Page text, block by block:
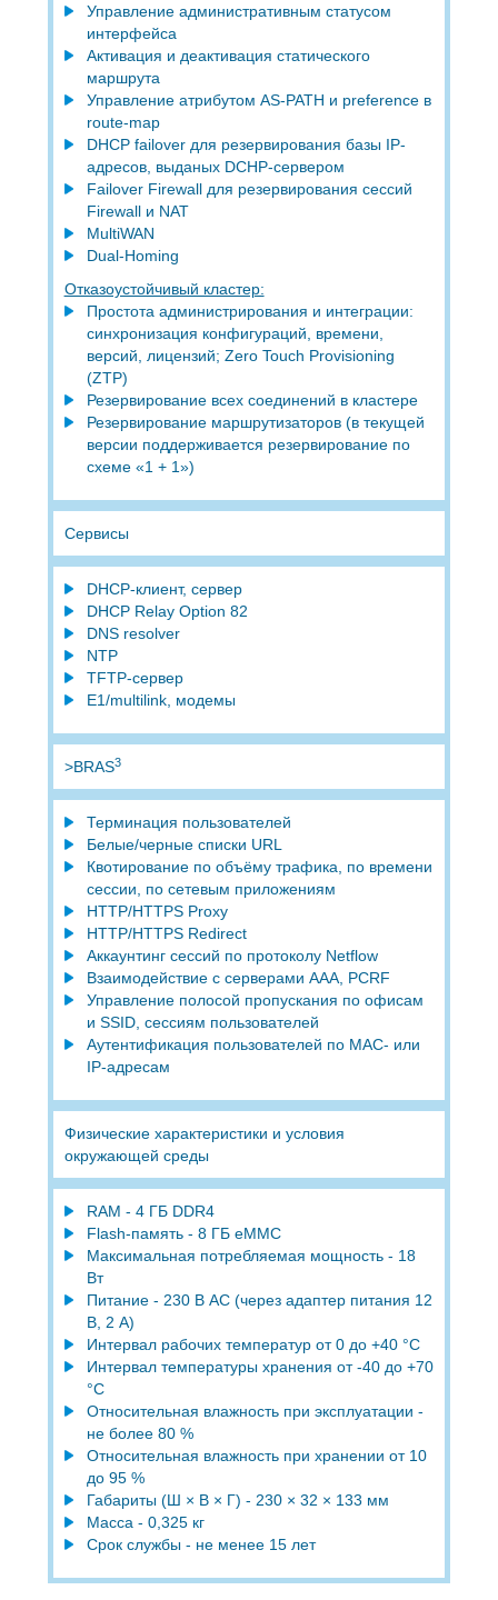
Управление административным статусом
интерфейса
Активация и деактивация статического
маршрута
Управление атрибутом AS-PATH и preference в
route-map
DHCP failover для резервирования базы IP-
адресов, выданых DCHP-сервером
Failover Firewall для резервирования сессий
Firewall и NAT
MultiWAN
Dual-Homing
Отказоустойчивый кластер:
Простота администрирования и интеграции:
синхронизация конфигураций, времени,
версий, лицензий; Zero Touch Provisioning
(ZTP)
Резервирование всех соединений в кластере
Резервирование маршрутизаторов (в текущей
версии поддерживается резервирование по
схеме «1 + 1»)
Сервисы
DHCP-клиент, сервер
DHCP Relay Option 82
DNS resolver
NTP
TFTP-сервер
E1/multilink, модемы
>BRAS3
Терминация пользователей
Белые/черные списки URL
Квотирование по объёму трафика, по времени
сессии, по сетевым приложениям
HTTP/HTTPS Proxy
HTTP/HTTPS Redirect
Аккаунтинг сессий по протоколу Netflow
Взаимодействие с серверами ААА, PCRF
Управление полосой пропускания по офисам
и SSID, сессиям пользователей
Аутентификация пользователей по MAC- или
IP-адресам
Физические характеристики и условия
окружающей среды
RAM - 4 ГБ DDR4
Flash-память - 8 ГБ eMMC
Максимальная потребляемая мощность - 18
Вт
Питание - 230 В AC (через адаптер питания 12
В, 2 А)
Интервал рабочих температур от 0 до +40 °С
Интервал температуры хранения от -40 до +70
°С
Относительная влажность при эксплуатации -
не более 80 %
Относительная влажность при хранении от 10
до 95 %
Габариты (Ш × В × Г) - 230 × 32 × 133 мм
Масса - 0,325 кг
Cрок службы - не менее 15 лет